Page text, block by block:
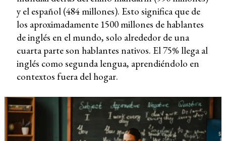
y el español (484 millones). Esto significa que de
los aproximadamente 1500 millones de hablantes
de inglés en el mundo, solo alrededor de una
cuarta parte son hablantes nativos. El 75% llega al
inglés como segunda lengua, aprendiéndolo en
contextos fuera del hogar.